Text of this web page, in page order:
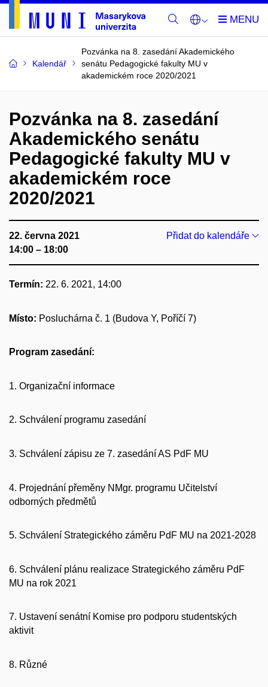
Kalendář
Pozvánka na 8. zasedání Akademického
senátu Pedagogické fakulty MU v
akademickém roce 2020/2021
Pozvánka na 8. zasedání
Akademického senátu
Pedagogické fakulty MU v
akademickém roce
2020/2021
22. června 2021
14:00 – 18:00
Přidat do kalendáře
Termín: 22. 6. 2021, 14:00
Místo: Posluchárna č. 1 (Budova Y, Poříčí 7)
Program zasedání:
1. Organizační informace
2. Schválení programu zasedání
3. Schválení zápisu ze 7. zasedání AS PdF MU
4. Projednání přeměny NMgr. programu Učitelství
odborných předmětů
5. Schválení Strategického záměru PdF MU na 2021-2028
6. Schválení plánu realizace Strategického záměru PdF
MU na rok 2021
7. Ustavení senátní Komise pro podporu studentských
aktivit
8. Různé